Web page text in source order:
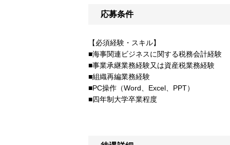
応募条件
【必須経験・スキル】
■海事関連ビジネスに関する税務会計経験
■事業承継業務経験又は資産税業務経験
■組織再編業務経験
■PC操作（Word、Excel、PPT）
■四年制大学卒業程度